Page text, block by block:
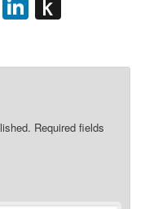
Kindle
Required fields